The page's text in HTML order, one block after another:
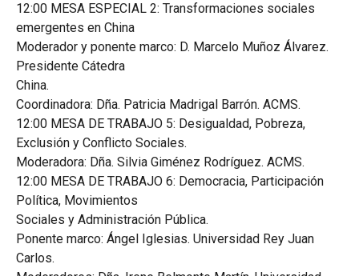
12:00 MESA ESPECIAL 2: Transformaciones sociales
emergentes en China
Moderador y ponente marco: D. Marcelo Muñoz Álvarez.
Presidente Cátedra
China.
Coordinadora: Dña. Patricia Madrigal Barrón. ACMS.
12:00 MESA DE TRABAJO 5: Desigualdad, Pobreza,
Exclusión y Conflicto Sociales.
Moderadora: Dña. Silvia Giménez Rodríguez. ACMS.
12:00 MESA DE TRABAJO 6: Democracia, Participación
Política, Movimientos
Sociales y Administración Pública.
Ponente marco: Ángel Iglesias. Universidad Rey Juan
Carlos.